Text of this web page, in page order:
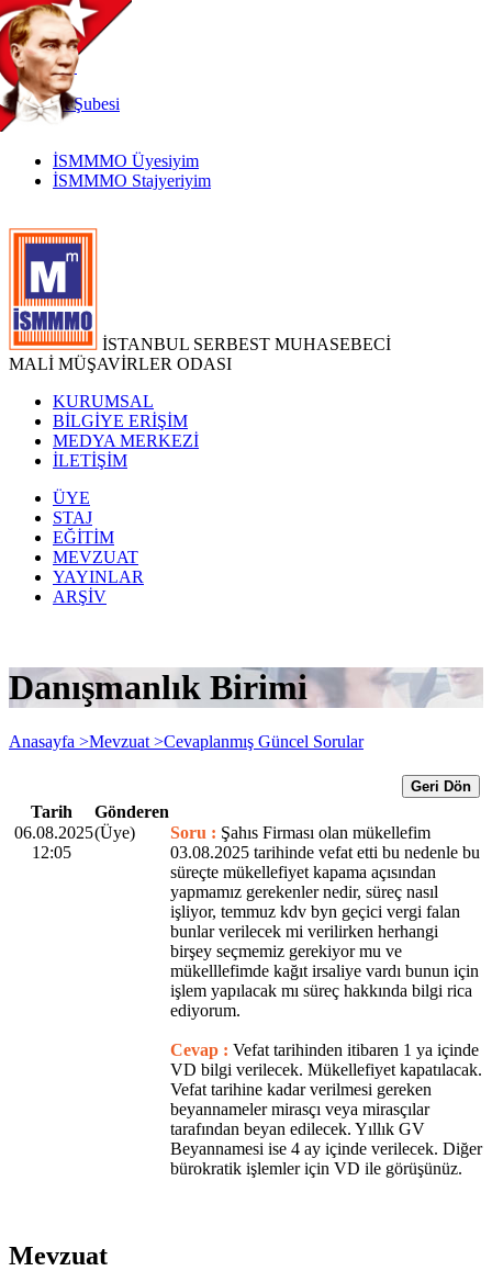
TR
|
EN
İnternetŞubesi
İSMMMO Üyesiyim
İSMMMO Stajyeriyim
İSTANBUL SERBEST MUHASEBECİ
MALİ MÜŞAVİRLER ODASI
KURUMSAL
BİLGİYE ERİŞİM
MEDYA MERKEZİ
İLETİŞİM
ÜYE
STAJ
EĞİTİM
MEVZUAT
YAYINLAR
ARŞİV
Danışmanlık Birimi
Anasayfa >Mevzuat >Cevaplanmış Güncel Sorular
Geri Dön
Tarih
Gönderen
06.08.2025
12:05
(Üye) Soru : Şahıs Firması olan mükellefim
03.08.2025 tarihinde vefat etti bu nedenle bu
süreçte mükellefiyet kapama açısından
yapmamız gerekenler nedir, süreç nasıl
işliyor, temmuz kdv byn geçici vergi falan
bunlar verilecek mi verilirken herhangi
birşey seçmemiz gerekiyor mu ve
mükelllefimde kağıt irsaliye vardı bunun için
işlem yapılacak mı süreç hakkında bilgi rica
ediyorum.
Cevap : Vefat tarihinden itibaren 1 ya içinde
VD bilgi verilecek. Mükellefiyet kapatılacak.
Vefat tarihine kadar verilmesi gereken
beyannameler mirasçı veya mirasçılar
tarafından beyan edilecek. Yıllık GV
Beyannamesi ise 4 ay içinde verilecek. Diğer
bürokratik işlemler için VD ile görüşünüz.
Mevzuat